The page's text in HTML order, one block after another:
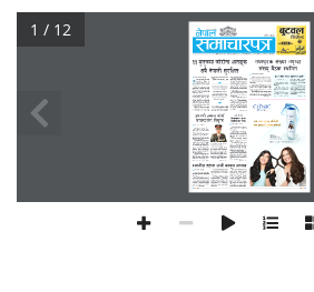
1 / 12